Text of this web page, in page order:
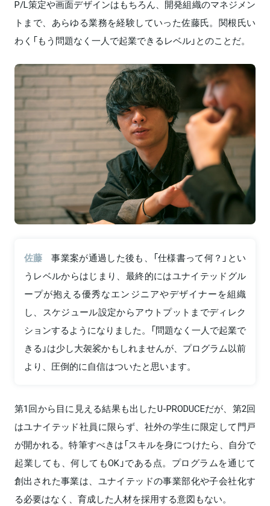
P/L策定や画面デザインはもちろん、開発組織のマネジメン
トまで、あらゆる業務を経験していった佐藤氏。関根氏い
わく「もう問題なく一人で起業できるレベル」とのことだ。
佐藤
事業案が通過した後も、「仕様書って何？」とい
うレベルからはじまり、最終的にはユナイテッドグル
ープが抱える優秀なエンジニアやデザイナーを組織
し、スケジュール設定からアウトプットまでディレク
ションするようになりました。「問題なく一人で起業で
きる」は少し大袈裟かもしれませんが、プログラム以前
より、圧倒的に自信はついたと思います。
第1回から目に見える結果も出したU-PRODUCEだが、第2回
はユナイテッド社員に限らず、社外の学生に限定して門戸
が開かれる。特筆すべきは「スキルを身につけたら、自分で
起業しても、何してもOK」である点。プログラムを通じて
創出された事業は、ユナイテッドの事業部化や子会社化す
る必要はなく、育成した人材を採用する意図もない。